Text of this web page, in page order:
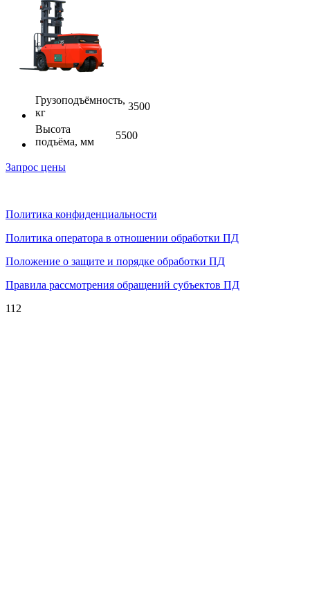
Грузоподъёмность,
кг
3500
Высота
подъёма, мм
5500
Запрос цены
Политика конфиденциальности
Политика оператора в отношении обработки ПД
Положение о защите и порядке обработки ПД
Правила рассмотрения обращений субъектов ПД
112